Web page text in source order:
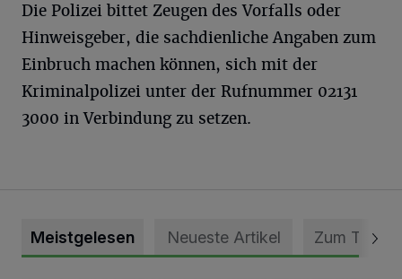
Die Polizei bittet Zeugen des Vorfalls oder
Hinweisgeber, die sachdienliche Angaben zum
Einbruch machen können, sich mit der
Kriminalpolizei unter der Rufnummer 02131
3000 in Verbindung zu setzen.
Meistgelesen Neueste Artikel Zum Thema